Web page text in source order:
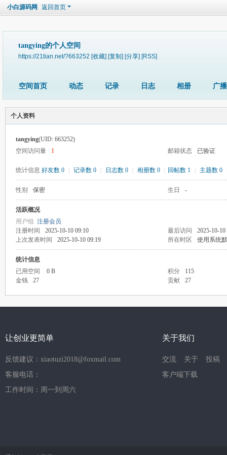
小白源码网 返回首页
tangying的个人空间
https://21tian.net/?663252 [收藏] [复制] [分享] [RSS]
空间首页 动态 记录 日志 相册 广播
个人资料
tangying(UID: 663252)
空间访问量
1 邮箱状态 已验证
统计信息 好友数 0 记录数 0 日志数 0 相册数 0 回帖数 1 主题数 0
性别 保密 生日 -
活跃概况
用户组 注册会员
注册时间
2025-10-10 09:10 最后访问
2025-10-10
上次发表时间
2025-10-10 09:19 所在时区 使用系统
统计信息
已用空间
0 B 积分
115
金钱
27 贡献 27
让创业更简单
反馈建议：xiaotuzi2018@foxmail.com
客服电话：
工作时间：周一到周六
关于我们
交流 关于
投稿
客户端下载